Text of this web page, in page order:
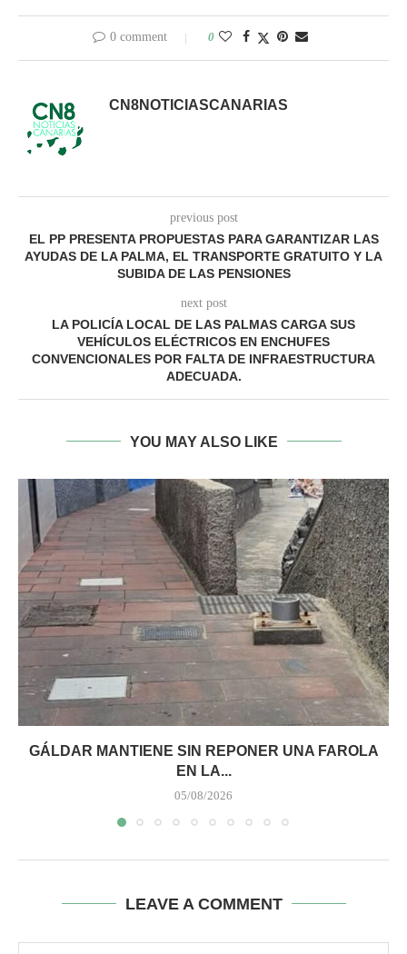
0 comment 0
CN8NOTICIASCANARIAS
previous post
EL PP PRESENTA PROPUESTAS PARA GARANTIZAR LAS
AYUDAS DE LA PALMA, EL TRANSPORTE GRATUITO Y LA
SUBIDA DE LAS PENSIONES
next post
LA POLICÍA LOCAL DE LAS PALMAS CARGA SUS
VEHÍCULOS ELÉCTRICOS EN ENCHUFES
CONVENCIONALES POR FALTA DE INFRAESTRUCTURA
ADECUADA.
YOU MAY ALSO LIKE
GÁLDAR MANTIENE SIN REPONER UNA FAROLA
EN LA...
05/08/2026
LEAVE A COMMENT